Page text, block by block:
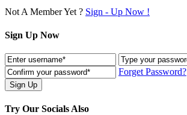
Not A Member Yet ? Sign - Up Now !
Sign Up Now
Forget Password?
Try Our Socials Also